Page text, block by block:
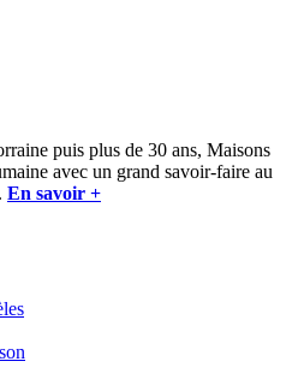
puis plus de 30 ans, Maisons
avec un grand savoir-faire au
En savoir +